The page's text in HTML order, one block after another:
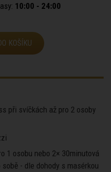
10:00 - 24:00
KOŠÍKU
při svíčkách až pro 2 osoby
1 osobu nebo 2× 30minutová
- dle dohody s masérkou